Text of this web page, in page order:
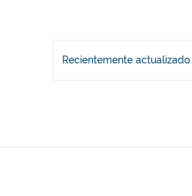
Recientemente actualizado